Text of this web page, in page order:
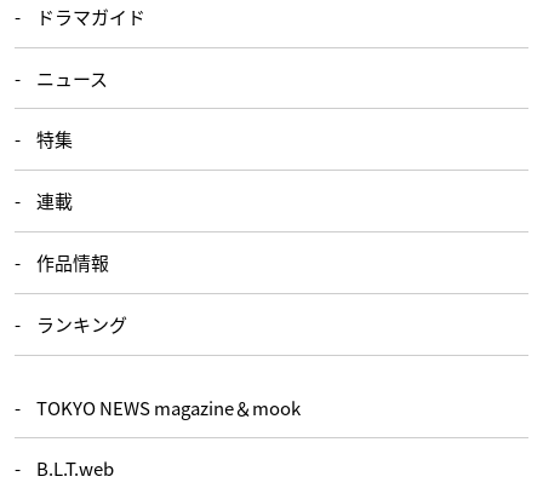
ドラマガイド
ニュース
特集
連載
作品情報
ランキング
TOKYO NEWS magazine＆mook
B.L.T.web